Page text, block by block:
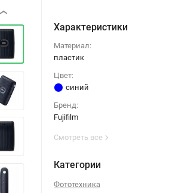
Характеристики
Материал:
пластик
Цвет:
синий
Бренд:
Fujifilm
Смотреть все
Категории
Фототехника